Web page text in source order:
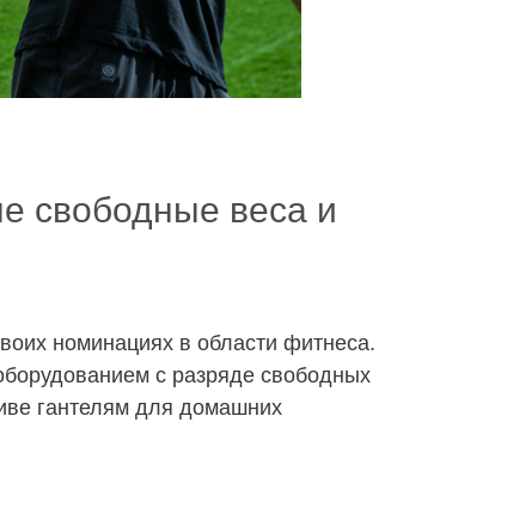
свободные веса и
номинациях в области фитнеса.
с разряде свободных
гантелям для домашних